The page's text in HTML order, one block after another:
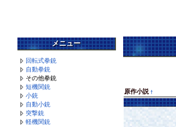
メニュー
回転式拳銃
自動拳銃
その他拳銃
短機関銃
小銃
自動小銃
突撃銃
軽機関銃
原作小説 †